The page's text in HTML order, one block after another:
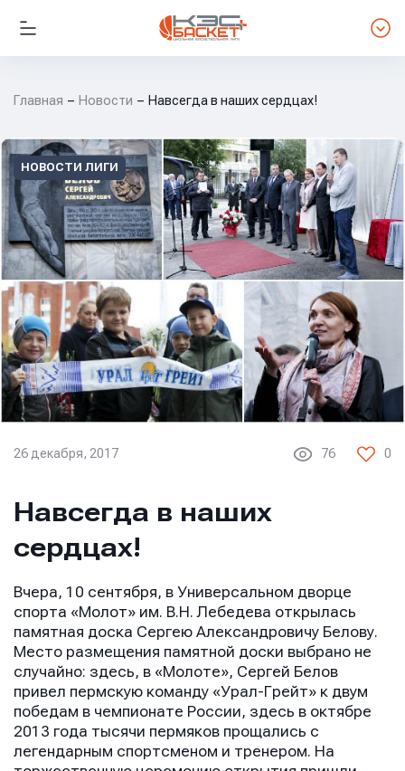
Главная Новости Навсегда в наших сердцах!
НОВОСТИ ЛИГИ
26 декабря, 2017 76 0
Навсегда в наших
сердцах!
Вчера, 10 сентября, в Универсальном дворце
спорта «Молот» им. В.Н. Лебедева открылась
памятная доска Сергею Александровичу Белову.
Место размещения памятной доски выбрано не
случайно: здесь, в «Молоте», Сергей Белов
привел пермскую команду «Урал-Грейт» к двум
победам в чемпионате России, здесь в октябре
2013 года тысячи пермяков прощались с
легендарным спортсменом и тренером. На